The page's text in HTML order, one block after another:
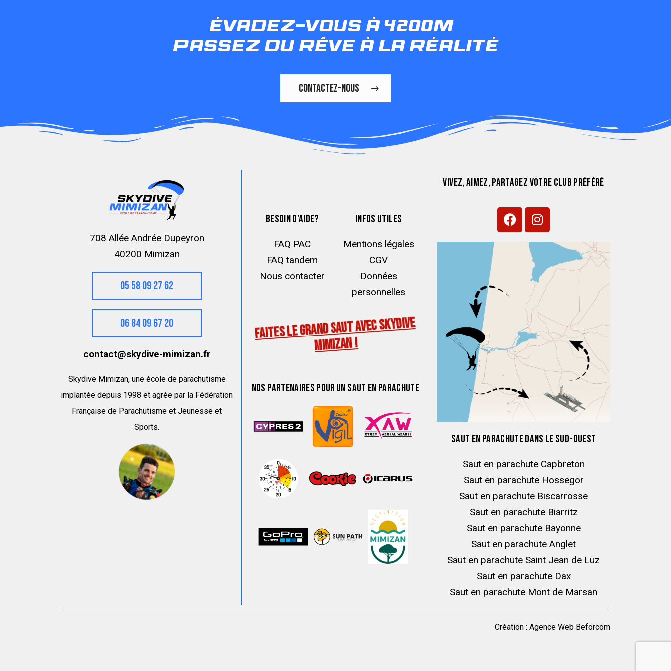
évadez-vous à 4200m
passez du rêve à la réalité
CONTACTEZ-NOUS
708 Allée Andrée Dupeyron
40200 Mimizan
05 58 09 27 62
06 84 09 67 20
contact@skydive-mimizan.fr
Skydive Mimizan, une école de parachutisme
implantée depuis 1998 et agrée par la Fédération
Française de Parachutisme et Jeunesse et
Sports.
BESOIN D'AIDE?
FAQ PAC
FAQ tandem
Nous contacter
INFOS UTILES
Mentions légales
CGV
Données
personnelles
FAITES LE GRAND SAUT AVEC SKYDIVE
MIMIZAN !
NOS PARTENAIRES POUR UN SAUT EN PARACHUTE
VIVEZ, AIMEZ, PARTAGEZ VOTRE CLUB PRÉFÉRÉ
SAUT EN PARACHUTE DANS LE SUD-OUEST
Saut en parachute Capbreton
Saut en parachute Hossegor
Saut en parachute Biscarrosse
Saut en parachute Biarritz
Saut en parachute Bayonne
Saut en parachute Anglet
Saut en parachute Saint Jean de Luz
Saut en parachute Dax
Saut en parachute Mont de Marsan
Création : Agence Web Beforcom